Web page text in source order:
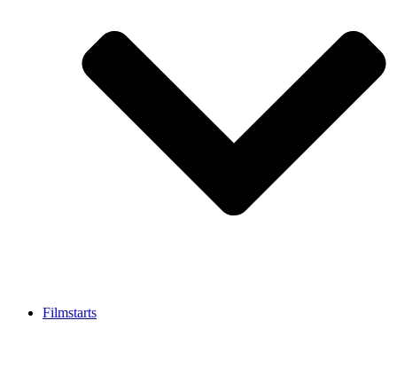
Filmstarts